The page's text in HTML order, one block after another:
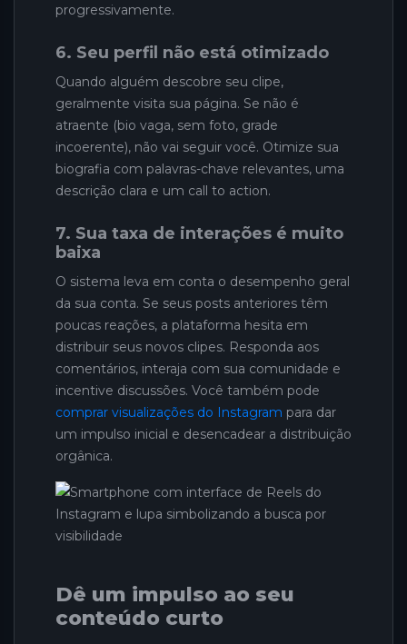
progressivamente.
6. Seu perfil não está otimizado
Quando alguém descobre seu clipe,
geralmente visita sua página. Se não é
atraente (bio vaga, sem foto, grade
incoerente), não vai seguir você. Otimize sua
biografia com palavras-chave relevantes, uma
descrição clara e um call to action.
7. Sua taxa de interações é muito
baixa
O sistema leva em conta o desempenho geral
da sua conta. Se seus posts anteriores têm
poucas reações, a plataforma hesita em
distribuir seus novos clipes. Responda aos
comentários, interaja com sua comunidade e
incentive discussões. Você também pode
comprar visualizações do Instagram para dar
um impulso inicial e desencadear a distribuição
orgânica.
Dê um impulso ao seu
conteúdo curto